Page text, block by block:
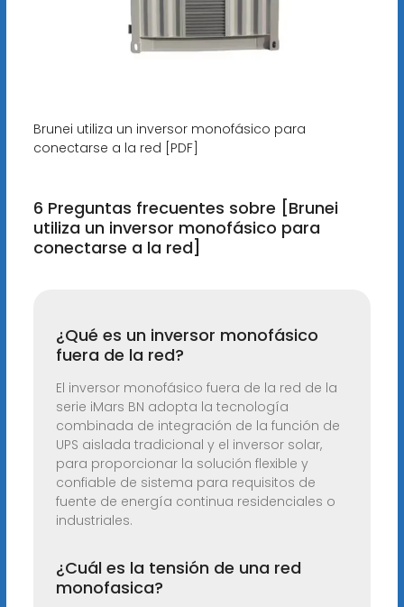
Brunei utiliza un inversor monofásico para
conectarse a la red [PDF]
6 Preguntas frecuentes sobre [Brunei
utiliza un inversor monofásico para
conectarse a la red]
¿Qué es un inversor monofásico
fuera de la red?
El inversor monofásico fuera de la red de la
serie iMars BN adopta la tecnología
combinada de integración de la función de
UPS aislada tradicional y el inversor solar,
para proporcionar la solución flexible y
confiable de sistema para requisitos de
fuente de energía continua residenciales o
industriales.
¿Cuál es la tensión de una red
monofasica?